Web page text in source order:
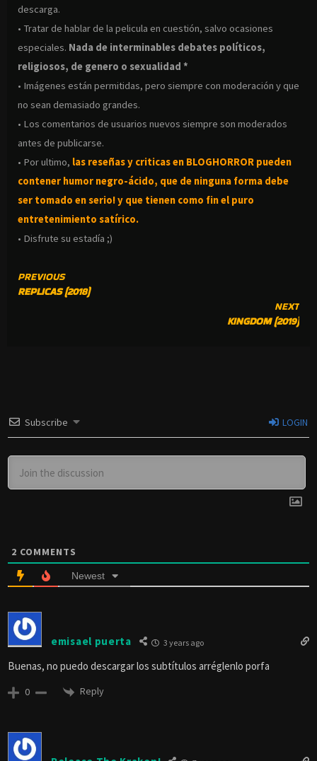
descarga.
• Tratar de hablar de la pelicula en cuestión, salvo ocasiones
especiales. Nada de interminables debates políticos,
religiosos, de genero o sexualidad *
• Imágenes están permitidas, pero siempre con moderación y que
no sean demasiado grandes.
• Los comentarios de usuarios nuevos siempre son moderados
antes de publicarse.
• Por ultimo, las reseñas y criticas en BLOGHORROR pueden
contener humor negro-ácido, que de ninguna forma debe
ser tomado en serio! y que tienen como fin el puro
entretenimiento satírico.
• Disfrute su estadía ;)
CONTINUE
READING
PREVIOUS
REPLICAS (2018)
NEXT
KINGDOM (2019)
Subscribe LOGIN
2 COMMENTS
Newest
emisael puerta 3 years ago
Buenas, no puedo descargar los subtítulos arréglenlo porfa
0 Reply